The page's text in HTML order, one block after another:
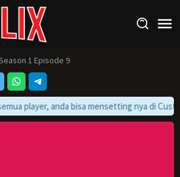
1 Episode 9
player, anda bisa mensetting nya di